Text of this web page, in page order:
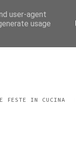
FESTE IN CUCINA
user-agent
usage